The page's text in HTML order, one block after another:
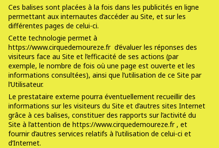
Ces balises sont placées à la fois dans les publicités en ligne
permettant aux internautes d’accéder au Site, et sur les
différentes pages de celui-ci.
Cette technologie permet à
https://www.cirquedemoureze.fr d’évaluer les réponses des
visiteurs face au Site et l’efficacité de ses actions (par
exemple, le nombre de fois où une page est ouverte et les
informations consultées), ainsi que l’utilisation de ce Site par
l’Utilisateur.
Le prestataire externe pourra éventuellement recueillir des
informations sur les visiteurs du Site et d’autres sites Internet
grâce à ces balises, constituer des rapports sur l’activité du
Site à l’attention de https://www.cirquedemoureze.fr , et
fournir d’autres services relatifs à l’utilisation de celui-ci et
d’Internet.